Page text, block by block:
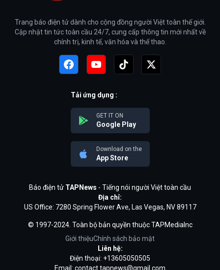
Trang báo điện tử dành cho cộng đồng người Việt toàn thế giới.
Cập nhật tin tức toàn cầu 24/7, cung cấp thông tin mới nhất về
chính trị, kinh tế, văn hóa và thể thao.
Tải ứng dụng :
GET IT ON
Google Play
Download on the
App Store
Báo điện tử TAPNews - Tiếng nói người Việt toàn cầu
Địa chỉ:
US Office: 7280 Spring Flower Ave, Las Vegas, NV 89117
© 1997-2024. Toàn bộ bản quyền thuộc TAPMediaInc
Giới thiệuChính sách bảo mật
Liên hệ:
Điện thoại: +13605050505
Email: contact.tapnews@gmail.com